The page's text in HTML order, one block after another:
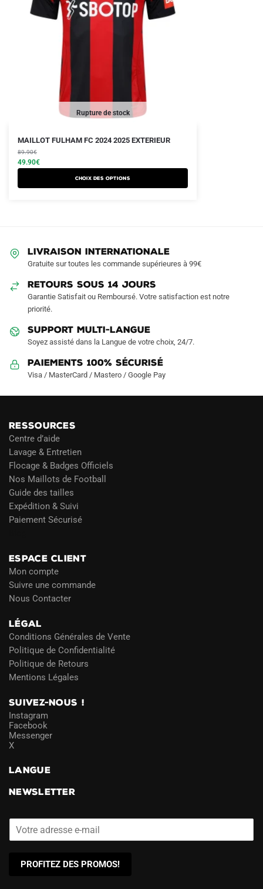
Rupture de stock
MAILLOT FULHAM FC 2024 2025 EXTERIEUR
89.90€
Le
prix
initial
était :
49.90€
Le
prix
actuel
est :
Choix des options
Ce
produit
a
être
choisies
sur
page
produit
LIVRAISON INTERNATIONALE
Gratuite sur toutes les commande supérieures à 99€
RETOURS SOUS 14 JOURS
Garantie Satisfait ou Remboursé. Votre satisfaction est notre
priorité.
SUPPORT MULTI-LANGUE
Soyez assisté dans la Langue de votre choix, 24/7.
Paiements 100% Sécurisé
Visa / MasterCard / Mastero / Google Pay
RESSOURCES
Centre d’aide
Lavage & Entretien
Flocage & Badges Officiels
Nos Maillots de Football
Guide des tailles
Expédition & Suivi
Paiement Sécurisé
ESPACE CLIENT
Mon compte
Suivre une commande
Nous Contacter
LÉGAL
Conditions Générales de Vente
Politique de Confidentialité
Politique de Retours
Mentions Légales
SUIVEZ-NOUS !
Instagram
Facebook
Messenger
X
LANGUE
NEWSLETTER
PROFITEZ DES PROMOS!